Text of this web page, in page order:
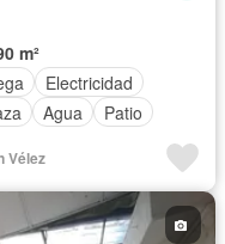
m²
Electricidad
Agua
Patio
Vélez